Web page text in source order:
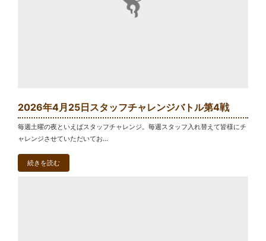
2026年4月25日スタッフチャレンジバトル第4戦
毎週土曜の夜といえばスタッフチャレンジ。毎週スタッフ入れ替えて皆様にチ
ャレンジさせていただいてお...
続きを読む